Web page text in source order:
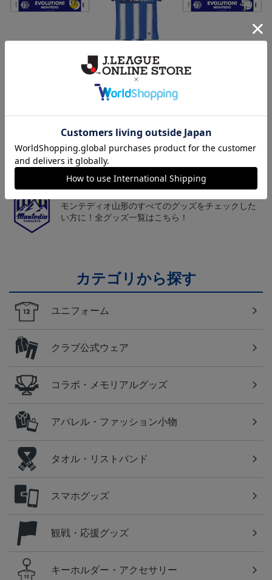
チュウ タオルマフラー
26/27オーセンティックユ
ニフォーム半袖（FP1st）
18,700円～23,760円
ベアー タオルマフラー
2,500円
山形
チームマスコット「ディーオ」グッズは、サポータ
ーやファン必見！
モンテディオ山形のすべてのグッズをチェックした
い方に！全グッズ一覧はこちら！
カテゴリから探す
ユニフォーム
クラブ公式ウェア
コラボ・メモリアルグッズ
アパレル・ファッション小物
タオル・リストバンド
スマホグッズ
観戦・応援グッズ
キーホルダー・アクセサリー